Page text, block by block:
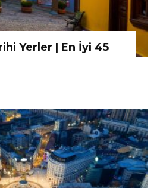
Yerler | En İyi 45